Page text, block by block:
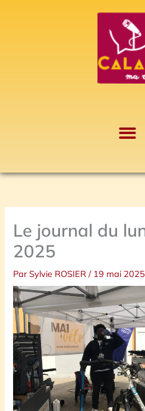
Le journal du
2025
ParSylvie ROSIER/ 19 mai 2025